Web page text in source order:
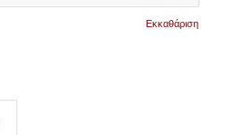
Εκκαθάριση